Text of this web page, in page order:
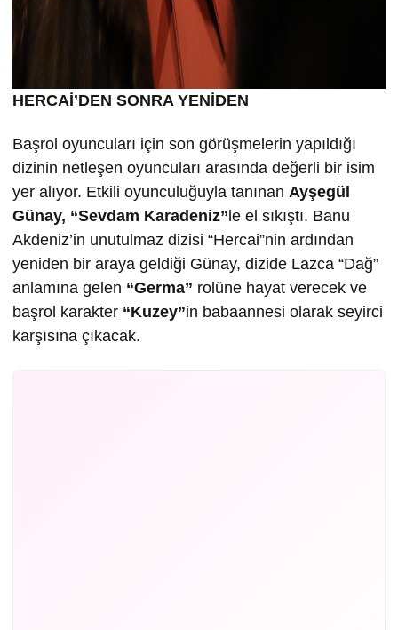
HERCAİ’DEN SONRA YENİDEN
Başrol oyuncuları için son görüşmelerin yapıldığı
dizinin netleşen oyuncuları arasında değerli bir isim
yer alıyor. Etkili oyunculuğuyla tanınan Ayşegül
Günay, “Sevdam Karadeniz” le el sıkıştı. Banu
Akdeniz’in unutulmaz dizisi “Hercai”nin ardından
yeniden bir araya geldiği Günay, dizide Lazca “Dağ”
anlamına gelen “Germa” rolüne hayat verecek ve
başrol karakter “Kuzey”in babaannesi olarak seyirci
karşısına çıkacak.